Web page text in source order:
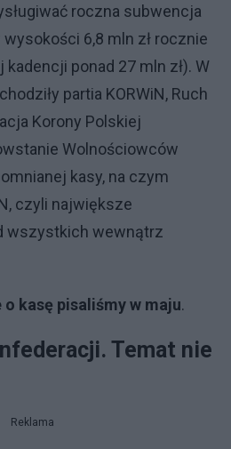
roczna subwencja
6,8 mln zł rocznie
ponad 27 mln zł). W
partia KORWiN, Ruch
Korony Polskiej
Wolnościowców
kasy, na czym
czyli największe
wszystkich wewnątrz
kasę pisaliśmy w maju.
Temat nie
Reklama